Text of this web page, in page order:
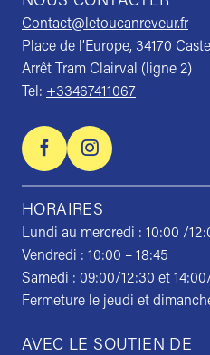
Contact@letoucanreveur.fr
Place de l’Europe, 34170
Arrêt Tram Clairval (ligne 2)
Tel: +33467411067
HORAIRES
Lundi au mercredi : 10:00 /
Vendredi : 10:00 – 18:45
Samedi : 09:00/12:30 et
Fermeture le jeudi et
AVEC LE SOUTIEN DE